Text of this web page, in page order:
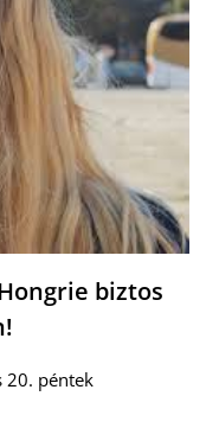
biztos
20. péntek